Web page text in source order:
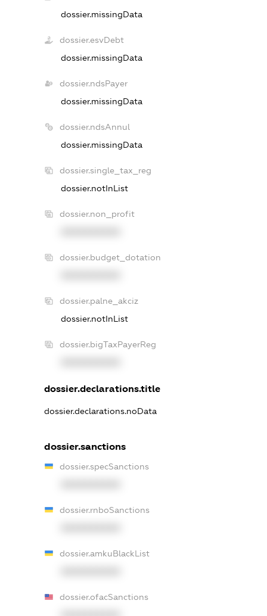
dossier.missingData
dossier.esvDebt
dossier.missingData
dossier.ndsPayer
dossier.missingData
dossier.ndsAnnul
dossier.missingData
dossier.single_tax_reg
dossier.notInList
dossier.non_profit
dossier.budget_dotation
dossier.palne_akciz
dossier.notInList
dossier.bigTaxPayerReg
dossier.declarations.title
dossier.declarations.noData
dossier.sanctions
dossier.specSanctions
dossier.rnboSanctions
dossier.amkuBlackList
dossier.ofacSanctions